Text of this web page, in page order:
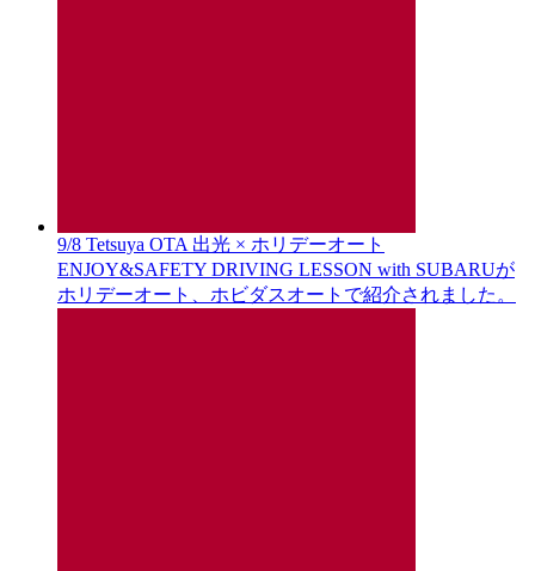
9/8 Tetsuya OTA 出光 × ホリデーオート
ENJOY&SAFETY DRIVING LESSON with SUBARUが
ホリデーオート、ホビダスオートで紹介されました。